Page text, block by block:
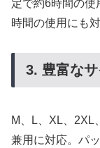
定で約6時間の
時間の使用にも
3. 豊富な
M、L、XL、2XL
兼用に対応。パ